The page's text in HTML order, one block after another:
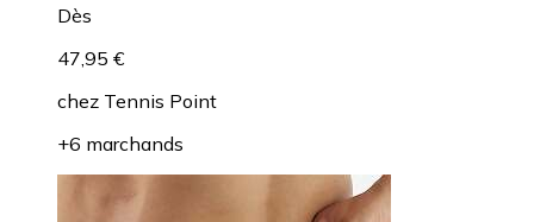
Dès
47,95 €
chez Tennis Point
+6 marchands